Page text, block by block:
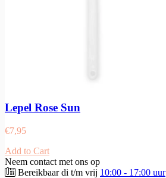
Lepel Rose Sun
€7,95
Add to Cart
Neem contact met ons op
Bereikbaar di t/m vrij 10:00 - 17:00 uur